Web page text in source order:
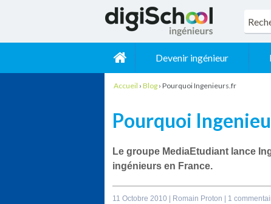
Devenir ingénieur
Accueil ›Blog ›Pourquoi Ingenieurs.fr
Pourquoi
Le groupe MediaEtudiant lance
ingénieurs en France.
11 Octobre 2010 | Romain Proton 1